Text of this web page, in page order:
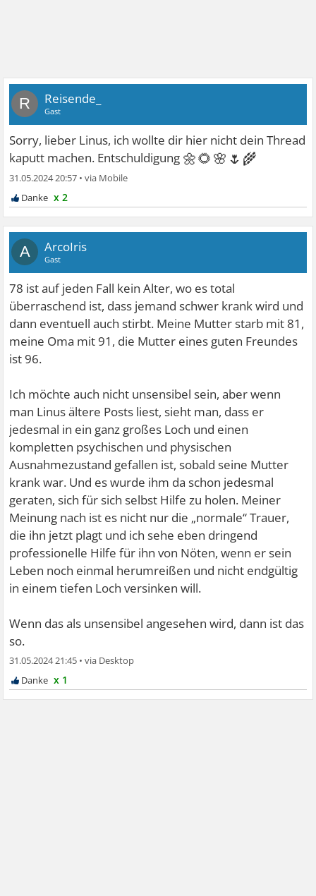
R Reisende_
Gast
Sorry, lieber Linus, ich wollte dir hier nicht dein Thread
kaputt machen. Entschuldigung 🌼🌻🌸🌷🌾
31.05.2024 20:57 •
x 2
A ArcoIris
Gast
78 ist auf jeden Fall kein Alter, wo es total
überraschend ist, dass jemand schwer krank wird und
dann eventuell auch stirbt. Meine Mutter starb mit 81,
meine Oma mit 91, die Mutter eines guten Freundes
ist 96.
Ich möchte auch nicht unsensibel sein, aber wenn
man Linus ältere Posts liest, sieht man, dass er
jedesmal in ein ganz großes Loch und einen
kompletten psychischen und physischen
Ausnahmezustand gefallen ist, sobald seine Mutter
krank war. Und es wurde ihm da schon jedesmal
geraten, sich für sich selbst Hilfe zu holen. Meiner
Meinung nach ist es nicht nur die „normale“ Trauer,
die ihn jetzt plagt und ich sehe eben dringend
professionelle Hilfe für ihn von Nöten, wenn er sein
Leben noch einmal herumreißen und nicht endgültig
in einem tiefen Loch versinken will.
Wenn das als unsensibel angesehen wird, dann ist das
so.
31.05.2024 21:45 •
x 1